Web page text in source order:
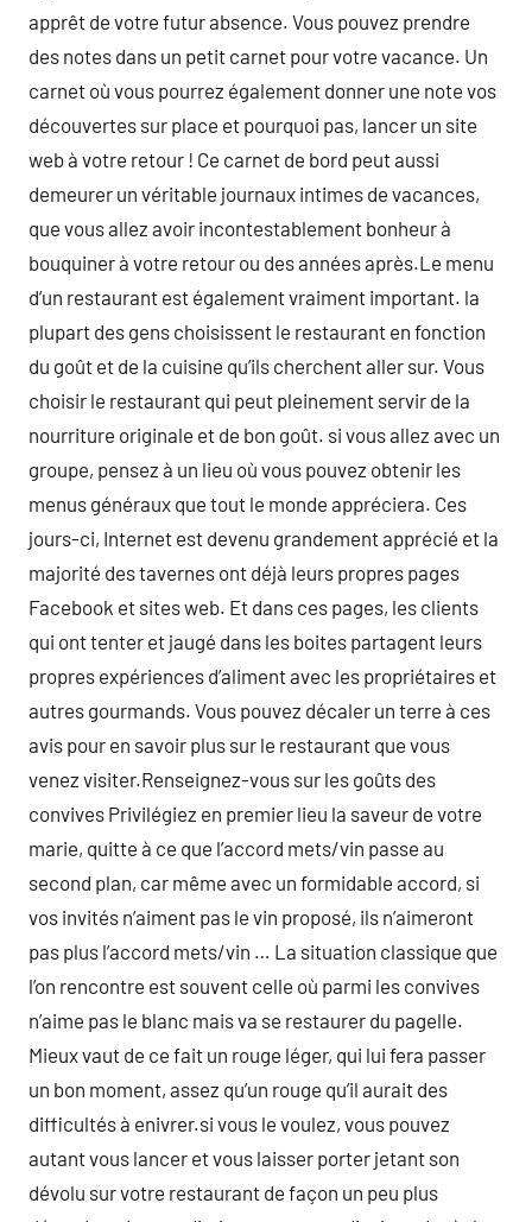
apprêt de votre futur absence. Vous pouvez prendre
des notes dans un petit carnet pour votre vacance. Un
carnet où vous pourrez également donner une note vos
découvertes sur place et pourquoi pas, lancer un site
web à votre retour ! Ce carnet de bord peut aussi
demeurer un véritable journaux intimes de vacances,
que vous allez avoir incontestablement bonheur à
bouquiner à votre retour ou des années après.Le menu
d’un restaurant est également vraiment important. la
plupart des gens choisissent le restaurant en fonction
du goût et de la cuisine qu’ils cherchent aller sur. Vous
choisir le restaurant qui peut pleinement servir de la
nourriture originale et de bon goût. si vous allez avec un
groupe, pensez à un lieu où vous pouvez obtenir les
menus généraux que tout le monde appréciera. Ces
jours-ci, Internet est devenu grandement apprécié et la
majorité des tavernes ont déjà leurs propres pages
Facebook et sites web. Et dans ces pages, les clients
qui ont tenter et jaugé dans les boites partagent leurs
propres expériences d’aliment avec les propriétaires et
autres gourmands. Vous pouvez décaler un terre à ces
avis pour en savoir plus sur le restaurant que vous
venez visiter.Renseignez-vous sur les goûts des
convives Privilégiez en premier lieu la saveur de votre
marie, quitte à ce que l’accord mets/vin passe au
second plan, car même avec un formidable accord, si
vos invités n’aiment pas le vin proposé, ils n’aimeront
pas plus l’accord mets/vin … La situation classique que
l’on rencontre est souvent celle où parmi les convives
n’aime pas le blanc mais va se restaurer du pagelle.
Mieux vaut de ce fait un rouge léger, qui lui fera passer
un bon moment, assez qu’un rouge qu’il aurait des
difficultés à enivrer.si vous le voulez, vous pouvez
autant vous lancer et vous laisser porter jetant son
dévolu sur votre restaurant de façon un peu plus